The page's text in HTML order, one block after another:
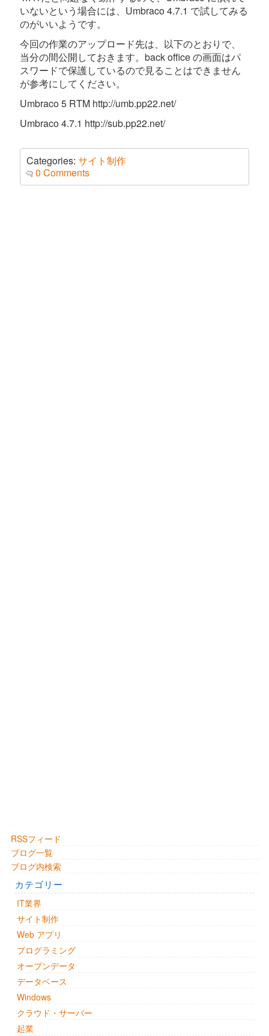
いないという場合には、Umbraco 4.7.1 で試してみる
のがいいようです。
今回の作業のアップロード先は、以下のとおりで、
当分の間公開しておきます。back office の画面はパ
スワードで保護しているので見ることはできません
が参考にしてください。
Umbraco 5 RTM http://umb.pp22.net/
Umbraco 4.7.1 http://sub.pp22.net/
Categories: サイト制作
0 Comments
RSSフィード
ブログ一覧
ブログ内検索
カテゴリー
IT業界
サイト制作
Web アプリ
プログラミング
オープンデータ
データベース
Windows
クラウド・サーバー
起業